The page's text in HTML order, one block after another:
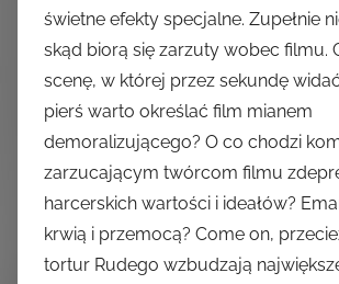
świetne efekty specjalne. Zupełnie
skąd biorą się zarzuty wobec filmu.
scenę, w której przez sekundę
pierś warto określać film mianem
demoralizującego? O co chodzi
zarzucającym twórcom filmu
harcerskich wartości i ideałów?
krwią i przemocą? Come on,
tortur Rudego wzbudzają